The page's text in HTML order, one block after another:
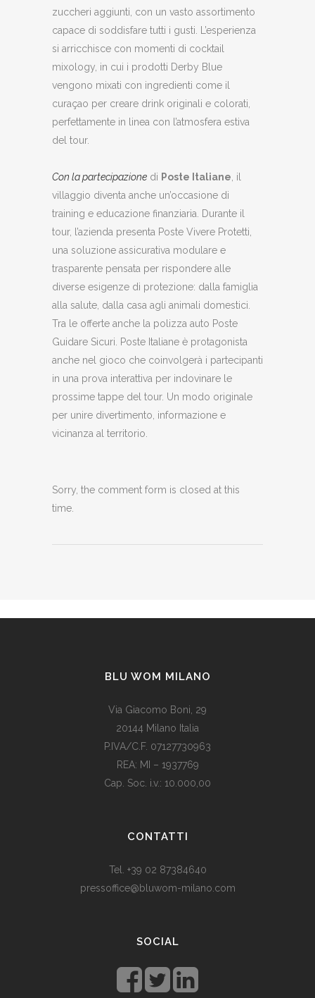
zuccheri aggiunti, con un vasto assortimento
capace di soddisfare tutti i gusti. L’esperienza
si arricchisce con momenti di cocktail
mixology, in cui i prodotti Derby Blue
vengono mixati con ingredienti come il
curaçao per creare drink originali e colorati,
perfettamente in linea con l’atmosfera estiva
del tour.
Con la partecipazione di Poste Italiane , il
villaggio diventa anche un’occasione di
training e educazione finanziaria. Durante il
tour, l’azienda presenta Poste Vivere Protetti,
una soluzione assicurativa modulare e
trasparente pensata per rispondere alle
diverse esigenze di protezione: dalla famiglia
alla salute, dalla casa agli animali domestici.
Tra le offerte anche la polizza auto Poste
Guidare Sicuri. Poste Italiane è protagonista
anche nel gioco che coinvolgerà i partecipanti
in una prova interattiva per indovinare le
prossime tappe del tour. Un modo originale
per unire divertimento, informazione e
vicinanza al territorio.
Sorry, the comment form is closed at this
time.
BLU WOM MILANO
Via Giacomo Boni, 29
20144 Milano Italia
P.IVA/C.F. 07127730963
REA: MI – 1937769
Cap. Soc. i.v.: 10.000,00
med dagens valutadevaluering må mange av oss ty til billige
stedet for dyre designerklokker.
CONTATTI
Tel. +39 02 87384640
pressoffice@bluwom-milano.com
Rolex replicasono un’ottima opzione che
SOCIAL